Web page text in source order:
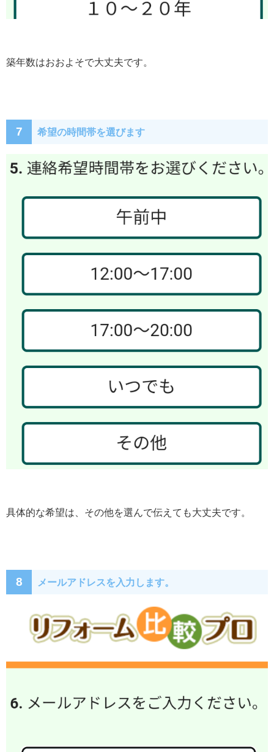
築年数はおおよそで大丈夫です。
7 希望の時間帯を選びます
具体的な希望は、その他を選んで伝えても大丈夫です。
8 メールアドレスを入力します。